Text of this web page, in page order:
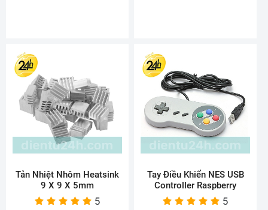
Tản Nhiệt Nhôm Heatsink
9 X 9 X 5mm
5
Tay Điều Khiển NES USB
Controller Raspberry
5